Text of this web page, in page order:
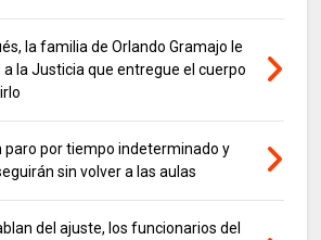
la familia de Orlando Gramajo le
la Justicia que entregue el cuerpo
paro por tiempo indeterminado y
sin volver a las aulas
del ajuste, los funcionarios del